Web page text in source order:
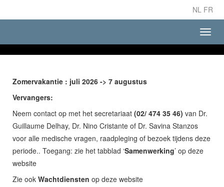
NL FR
Zomervakantie : juli 2026 -> 7 augustus
Vervangers:
Neem contact op met het secretariaat (02/ 474 35 46) van Dr.
Guillaume Delhay, Dr. Nino Cristante of Dr. Savina Stanzos
voor alle medische vragen, raadpleging of bezoek tijdens deze
periode.. Toegang: zie het tabblad ‘Samenwerking’ op deze
website
Zie ook Wachtdiensten op deze website